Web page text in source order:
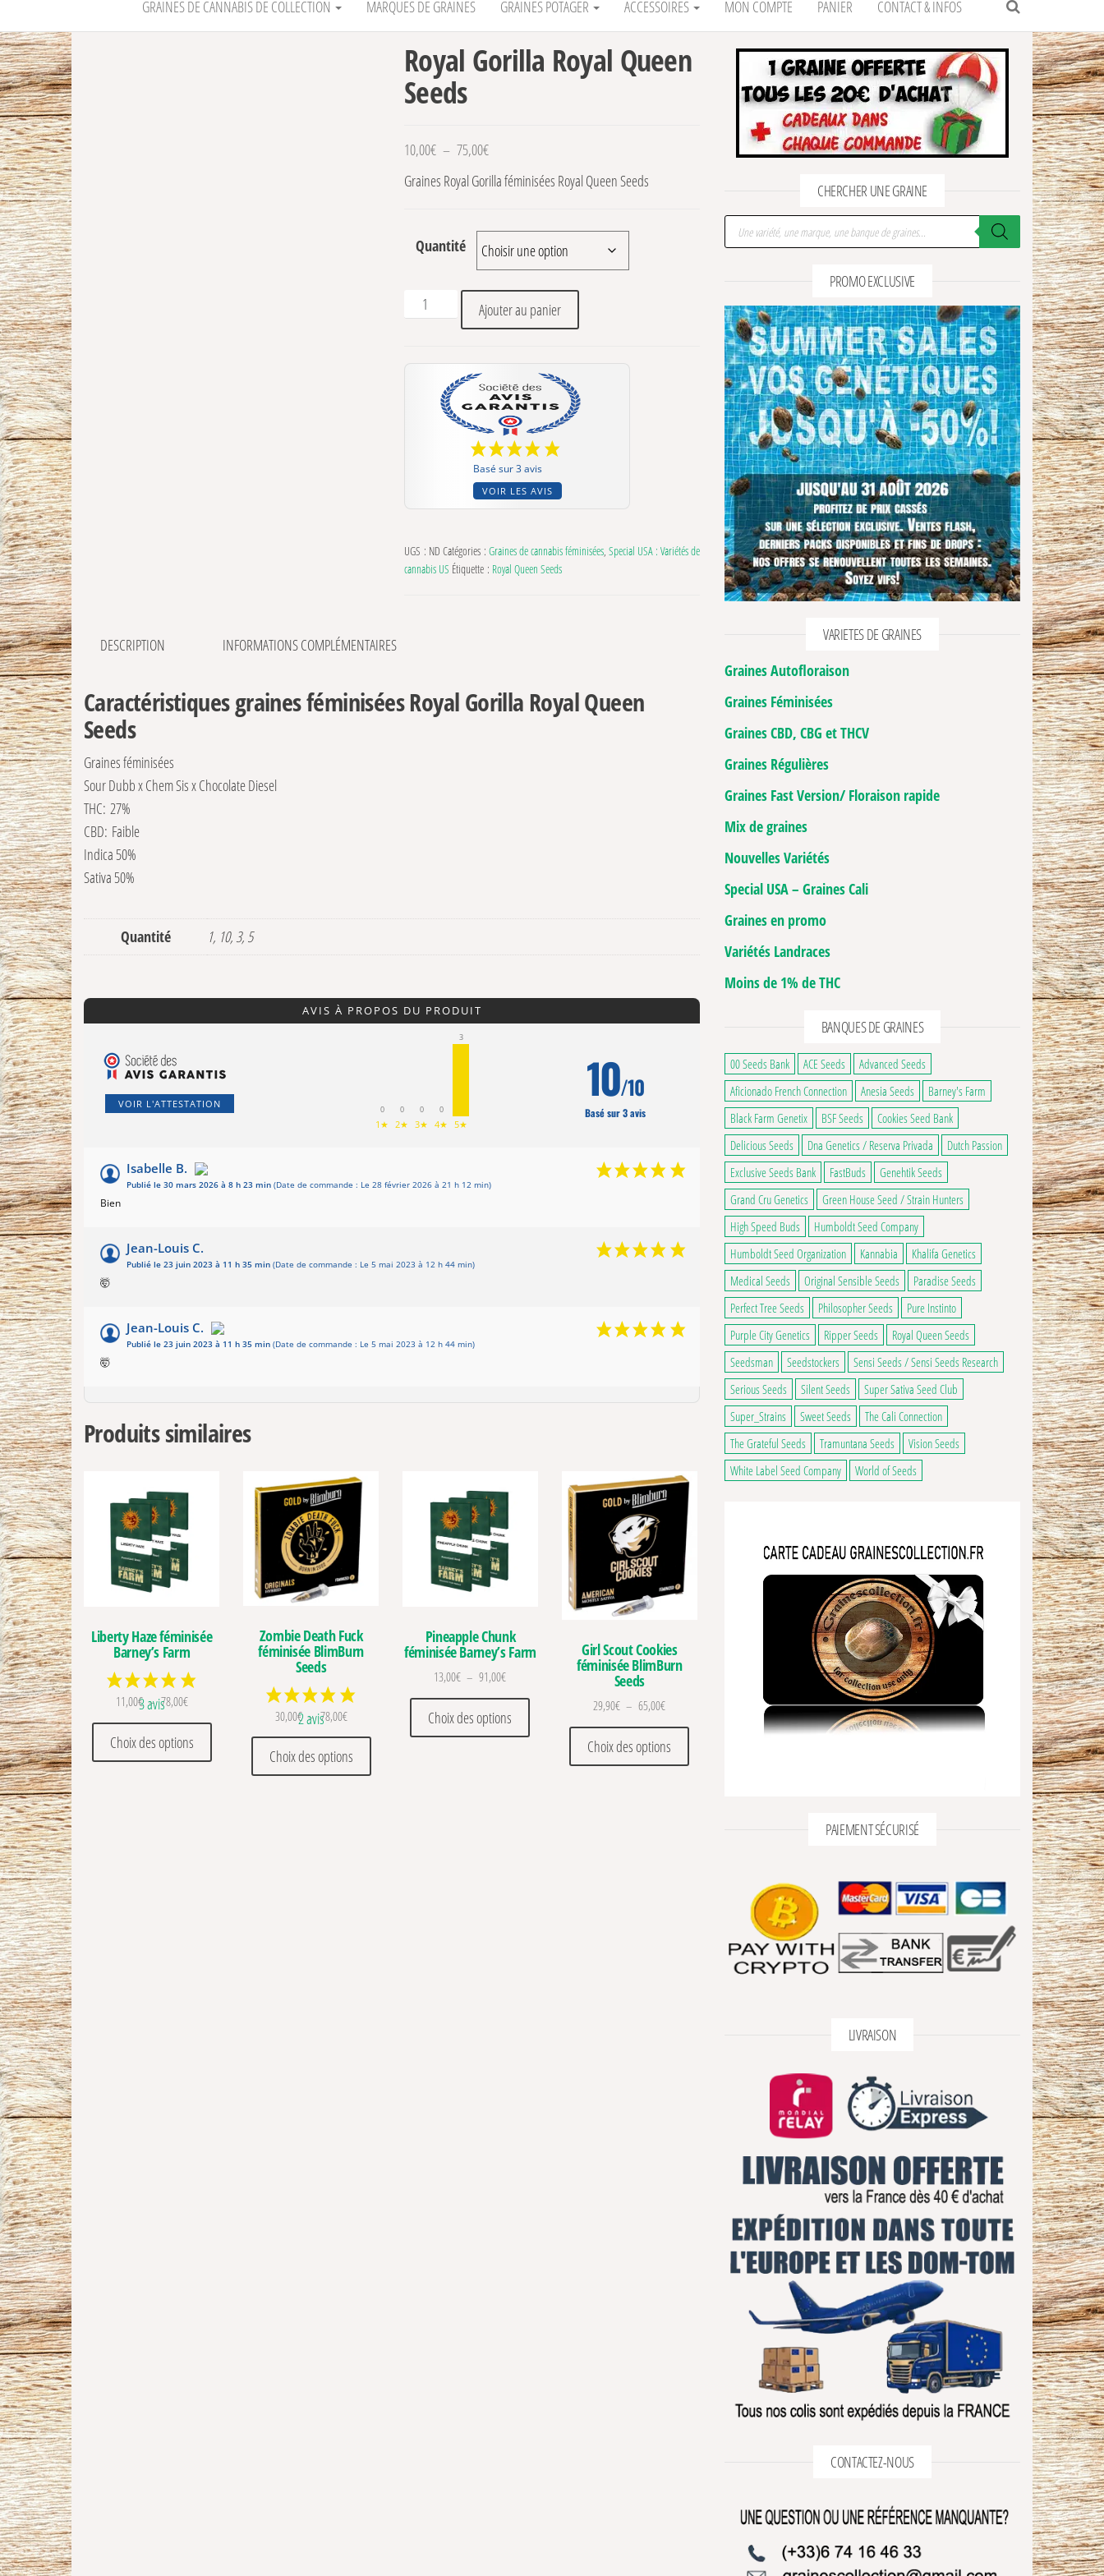
GRAINES DE CANNABIS DE COLLECTION MARQUES DE GRAINES GRAINES POTAGER ACCESSOIRES MON COMPTE PANIER CONTACT & INFOS
Royal Gorilla Royal Queen
Seeds
10,00€ – 75,00€Plage de prix : 10,00€ à 75,00€
Graines Royal Gorilla féminisées Royal Queen Seeds
Quantité
quantité de Royal Gorilla Royal Queen Seeds
Ajouter au panier
Basé sur 3 avis
VOIR LES AVIS
UGS : ND Catégories : Graines de cannabis féminisées, Special USA : Variétés de
cannabis US Étiquette : Royal Queen Seeds
DESCRIPTION INFORMATIONS COMPLÉMENTAIRES
Caractéristiques graines féminisées Royal Gorilla Royal Queen
Seeds
Graines féminisées
Sour Dubb x Chem Sis x Chocolate Diesel
THC: 27%
CBD: Faible
Indica 50%
Sativa 50%
Quantité 1, 10, 3, 5
AVIS À PROPOS DU PRODUIT
VOIR L'ATTESTATION 0
1★
0
2★
0
3★
0
4★
3
5★
10/10
Basé sur 3 avis
Isabelle B.
Publié le 30 mars 2026 à 8 h 23 min (Date de commande : Le 28 février 2026 à 21 h 12 min)
Bien
Jean-Louis C.
Publié le 23 juin 2023 à 11 h 35 min (Date de commande : Le 5 mai 2023 à 12 h 44 min)
🤯
Jean-Louis C.
Publié le 23 juin 2023 à 11 h 35 min (Date de commande : Le 5 mai 2023 à 12 h 44 min)
🤯
Produits similaires
Liberty Haze féminisée
Barney’s Farm
3 avis
11,00€ –78,00€Plage de prix : 11,00€ à 78,00€
Choix des options
Ce produit a plusieurs variations. Les options peuvent être choisies sur la page du produit
Zombie Death Fuck
féminisée BlimBurn
Seeds
2 avis
30,00€ –78,00€Plage de prix : 30,00€ à 78,00€
Choix des options
Ce produit a plusieurs variations. Les options peuvent être choisies sur la page du produit
Pineapple Chunk
féminisée Barney’s Farm
13,00€ – 91,00€Plage de prix : 13,00€ à 91,00€
Choix des options
Ce produit a plusieurs variations. Les options peuvent être choisies sur la page du produit
Girl Scout Cookies
féminisée BlimBurn
Seeds
29,90€ – 65,00€Plage de prix : 29,90€ à 65,00€
Choix des options
Ce produit a plusieurs variations. Les options peuvent être choisies sur la page du
CHERCHER UNE GRAINE
Recherche de produits
PROMO EXCLUSIVE
VARIETES DE GRAINES
Graines Autofloraison
Graines Féminisées
Graines CBD, CBG et THCV
Graines Régulières
Graines Fast Version/ Floraison rapide
Mix de graines
Nouvelles Variétés
Special USA – Graines Cali
Graines en promo
Variétés Landraces
Moins de 1% de THC
BANQUES DE GRAINES
00 Seeds Bank ACE Seeds
Advanced Seeds
Aficionado French Connection
Anesia Seeds
Barney's Farm
Black Farm Genetix
BSF Seeds
Cookies Seed Bank
Delicious Seeds
Dna Genetics / Reserva Privada
Dutch Passion
Exclusive Seeds Bank
FastBuds
Genehtik Seeds
Grand Cru Genetics
Green House Seed / Strain Hunters
High Speed Buds
Humboldt Seed Company
Humboldt Seed Organization
Kannabia
Khalifa Genetics
Medical Seeds
Original Sensible Seeds
Paradise Seeds
Perfect Tree Seeds
Philosopher Seeds
Pure Instinto
Purple City Genetics
Ripper Seeds
Royal Queen Seeds
Seedsman
Seedstockers
Sensi Seeds / Sensi Seeds Research
Serious Seeds
Silent Seeds
Super Sativa Seed Club
Super_Strains
Sweet Seeds
The Cali Connection
The Grateful Seeds
Tramuntana Seeds
Vision Seeds
White Label Seed Company
World of Seeds
PAIEMENT SÉCURISÉ
LIVRAISON
CONTACTEZ-NOUS